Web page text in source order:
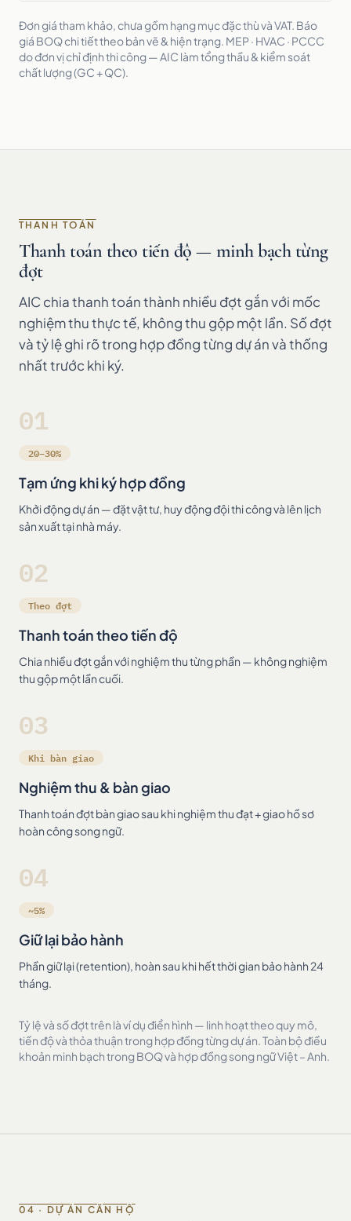
Đơn giá tham khảo, chưa gồm hạng mục đặc thù và VAT. Báo
giá BOQ chi tiết theo bản vẽ & hiện trạng. MEP · HVAC · PCCC
do đơn vị chỉ định thi công — AIC làm tổng thầu & kiểm soát
chất lượng (GC + QC).
THANH TOÁN
Thanh toán theo tiến độ — minh bạch từng
đợt
AIC chia thanh toán thành nhiều đợt gắn với mốc
nghiệm thu thực tế, không thu gộp một lần. Số đợt
và tỷ lệ ghi rõ trong hợp đồng từng dự án và thống
nhất trước khi ký.
01
20–30%
Tạm ứng khi ký hợp đồng
Khởi động dự án — đặt vật tư, huy động đội thi công và lên lịch
sản xuất tại nhà máy.
02
Theo đợt
Thanh toán theo tiến độ
Chia nhiều đợt gắn với nghiệm thu từng phần — không nghiệm
thu gộp một lần cuối.
03
Khi bàn giao
Nghiệm thu & bàn giao
Thanh toán đợt bàn giao sau khi nghiệm thu đạt + giao hồ sơ
hoàn công song ngữ.
04
~5%
Giữ lại bảo hành
Phần giữ lại (retention), hoàn sau khi hết thời gian bảo hành 24
tháng.
Tỷ lệ và số đợt trên là ví dụ điển hình — linh hoạt theo quy mô,
tiến độ và thỏa thuận trong hợp đồng từng dự án. Toàn bộ điều
khoản minh bạch trong BOQ và hợp đồng song ngữ Việt – Anh.
04 · DỰ ÁN CĂN HỘ